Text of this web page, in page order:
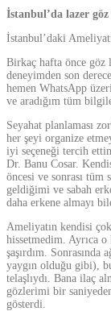
İstanbul’da lazer
İstanbul’daki
Birkaç hafta önce göz
deneyimden son
hemen WhatsApp
ve aradığım tüm
Seyahat planlaması
her şeyi organize
iyi seçeneği tercih
Dr. Banu Cosar.
öncesi ve sonrası tüm
geldiğimi ve sabah
daha erkene almayı
Ameliyatın kendisi
hissetmedim. Ayrıca
şaşırdım.
yaygın olduğu gibi),
telaşlıydı. Bana ilaç
gözlerimi bir
gösterdi.